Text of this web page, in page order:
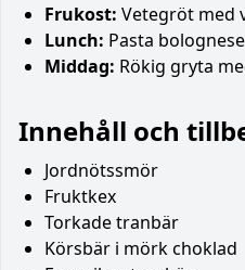
Frukost: Vetegröt med
Lunch: Pasta bolognese
Middag: Rökig gryta
Innehåll och
Jordnötssmör
Fruktkex
Torkade tranbär
Körsbär i mörk choklad